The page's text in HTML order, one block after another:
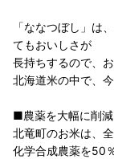
「ななつぼし」は
てもおいしさが
長持ちするので、
北海道米の中で、
■農薬を大幅に削
北竜町のお米は、
化学合成農薬を50